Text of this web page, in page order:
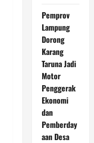
Pemprov
Lampung
Dorong
Karang
Taruna Jadi
Motor
Penggerak
Ekonomi
dan
Pemberday
aan Desa